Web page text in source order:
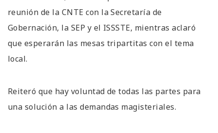
reunión de la CNTE con la Secretaría de
Gobernación, la SEP y el ISSSTE, mientras aclaró
que esperarán las mesas tripartitas con el tema
local.
Reiteró que hay voluntad de todas las partes para
una solución a las demandas magisteriales.